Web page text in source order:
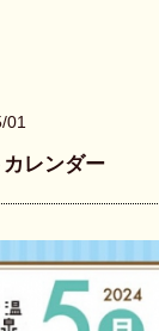
01
レンダー